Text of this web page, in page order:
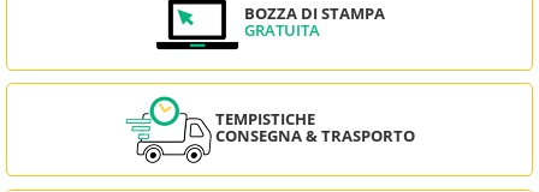
BOZZA DI STAMPA
GRATUITA
TEMPISTICHE
CONSEGNA & TRASPORTO